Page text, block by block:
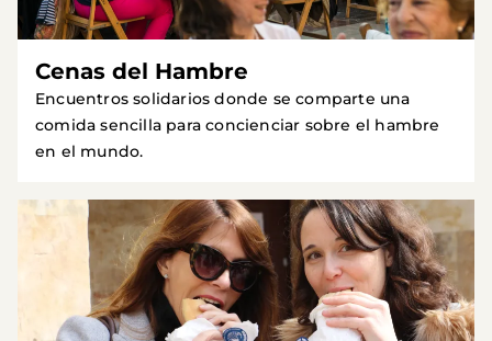
Cenas del Hambre
Encuentros solidarios donde se comparte una
comida sencilla para concienciar sobre el hambre
en el mundo.